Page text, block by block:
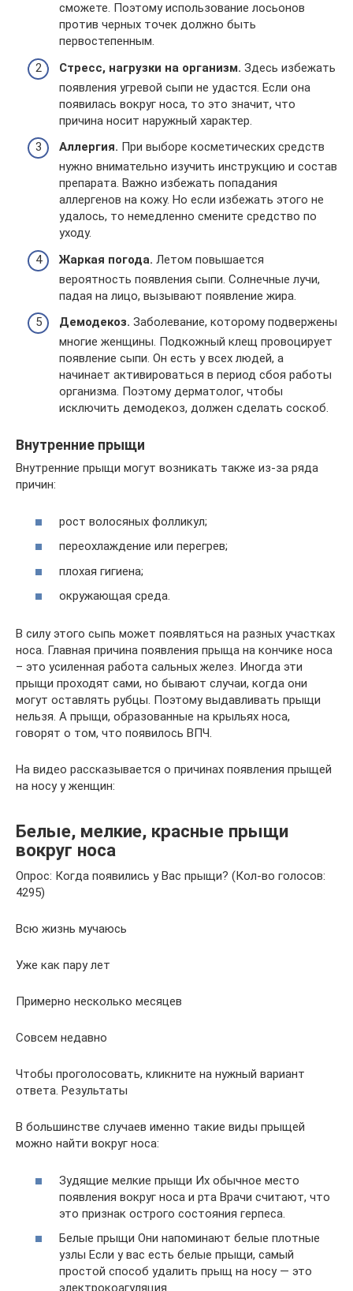
сможете. Поэтому использование лосьонов
против черных точек должно быть
первостепенным.
Стресс, нагрузки на организм. Здесь избежать
появления угревой сыпи не удастся. Если она
появилась вокруг носа, то это значит, что
причина носит наружный характер.
Аллергия. При выборе косметических средств
нужно внимательно изучить инструкцию и состав
препарата. Важно избежать попадания
аллергенов на кожу. Но если избежать этого не
удалось, то немедленно смените средство по
уходу.
Жаркая погода. Летом повышается
вероятность появления сыпи. Солнечные лучи,
падая на лицо, вызывают появление жира.
Демодекоз. Заболевание, которому подвержены
многие женщины. Подкожный клещ провоцирует
появление сыпи. Он есть у всех людей, а
начинает активироваться в период сбоя работы
организма. Поэтому дерматолог, чтобы
исключить демодекоз, должен сделать соскоб.
Внутренние прыщи
Внутренние прыщи могут возникать также из-за ряда
причин:
рост волосяных фолликул;
переохлаждение или перегрев;
плохая гигиена;
окружающая среда.
В силу этого сыпь может появляться на разных участках
носа. Главная причина появления прыща на кончике носа
– это усиленная работа сальных желез. Иногда эти
прыщи проходят сами, но бывают случаи, когда они
могут оставлять рубцы. Поэтому выдавливать прыщи
нельзя. А прыщи, образованные на крыльях носа,
говорят о том, что появилось ВПЧ.
На видео рассказывается о причинах появления прыщей
на носу у женщин:
Белые, мелкие, красные прыщи
вокруг носа
Опрос: Когда появились у Вас прыщи? (Кол-во голосов:
4295)
Всю жизнь мучаюсь
Уже как пару лет
Примерно несколько месяцев
Совсем недавно
Чтобы проголосовать, кликните на нужный вариант
ответа. Результаты
В большинстве случаев именно такие виды прыщей
можно найти вокруг носа:
Зудящие мелкие прыщи Их обычное место
появления вокруг носа и рта Врачи считают, что
это признак острого состояния герпеса.
Белые прыщи Они напоминают белые плотные
узлы Если у вас есть белые прыщи, самый
простой способ удалить прыщ на носу — это
электрокоагуляция.